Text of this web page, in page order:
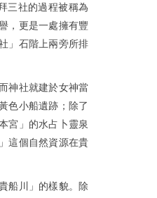
三社的過程被稱為
，更是一處擁有豐
」石階上兩旁所排
神社就建於女神當
色小船遺跡；除了
宮」的水占卜靈泉
這個自然資源在貴
船川」的樣貌。除